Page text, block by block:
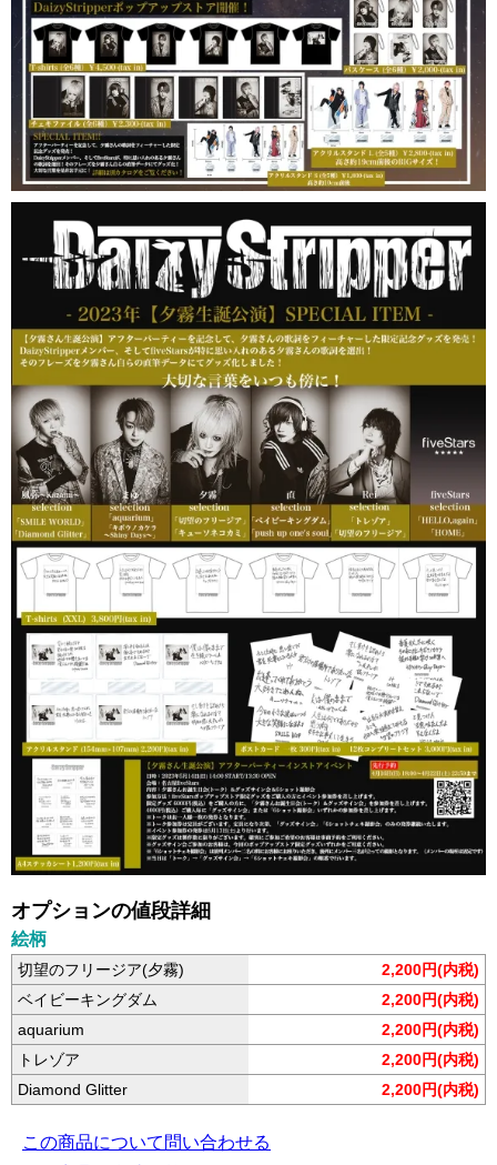
オプションの値段詳細
絵柄
切望のフリージア(夕霧)
2,200円(内税)
ベイビーキングダム
2,200円(内税)
aquarium
2,200円(内税)
トレゾア
2,200円(内税)
Diamond Glitter
2,200円(内税)
この商品について問い合わせる